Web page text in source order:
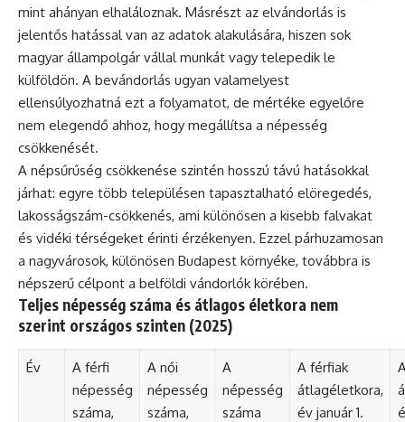
mint ahányan elhaláloznak. Másrészt az elvándorlás is
jelentős hatással van az adatok alakulására, hiszen sok
magyar állampolgár vállal munkát vagy telepedik le
külföldön. A bevándorlás ugyan valamelyest
ellensúlyozhatná ezt a folyamatot, de mértéke egyelőre
nem elegendő ahhoz, hogy megállítsa a népesség
csökkenését.
A népsűrűség csökkenése szintén hosszú távú hatásokkal
járhat: egyre több településen tapasztalható elöregedés,
lakosságszám-csökkenés, ami különösen a kisebb falvakat
és vidéki térségeket érinti érzékenyen. Ezzel párhuzamosan
a nagyvárosok, különösen Budapest környéke, továbbra is
népszerű célpont a belföldi vándorlók körében.
Teljes népesség száma és átlagos életkora nem
szerint országos szinten (2025)
Év
A férfi
népesség
száma,
A női
népesség
száma,
A
népesség
száma
A férfiak
átlagéletkora,
év január 1.